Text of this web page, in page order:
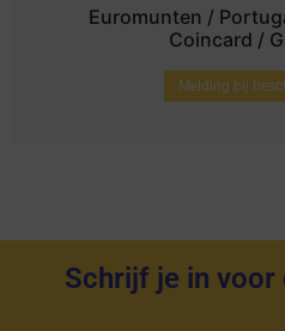
Euromunten /
Coincard /
Melding bij
Schrijf je in